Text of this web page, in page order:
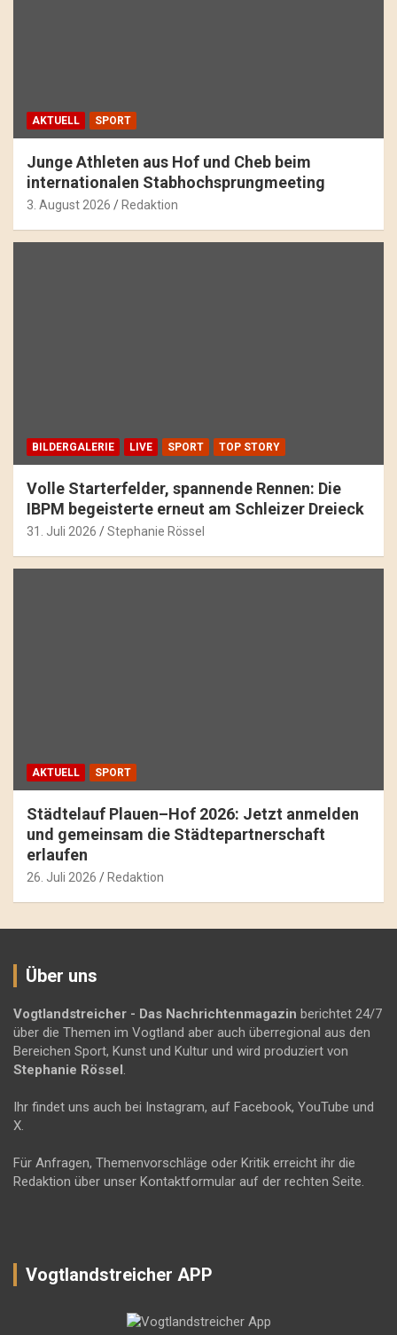
AKTUELL SPORT
Junge Athleten aus Hof und Cheb beim
internationalen Stabhochsprungmeeting
3. August 2026 Redaktion
BILDERGALERIE LIVE SPORT TOP STORY
Volle Starterfelder, spannende Rennen: Die
IBPM begeisterte erneut am Schleizer Dreieck
31. Juli 2026 Stephanie Rössel
AKTUELL SPORT
Städtelauf Plauen–Hof 2026: Jetzt anmelden
und gemeinsam die Städtepartnerschaft
erlaufen
26. Juli 2026 Redaktion
Über uns
Vogtlandstreicher - Das Nachrichtenmagazin berichtet 24/7
über die Themen im Vogtland aber auch überregional aus den
Bereichen Sport, Kunst und Kultur und wird produziert von
Stephanie Rössel .
Ihr findet uns auch bei Instagram, auf Facebook, YouTube und
X.
Für Anfragen, Themenvorschläge oder Kritik erreicht ihr die
Redaktion über unser Kontaktformular auf der rechten Seite.
Vogtlandstreicher APP